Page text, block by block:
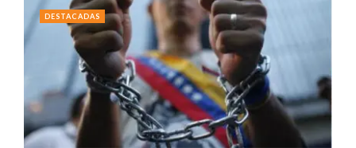
DESTACADAS